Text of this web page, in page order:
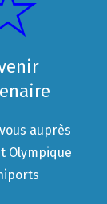
auprès
Olympique